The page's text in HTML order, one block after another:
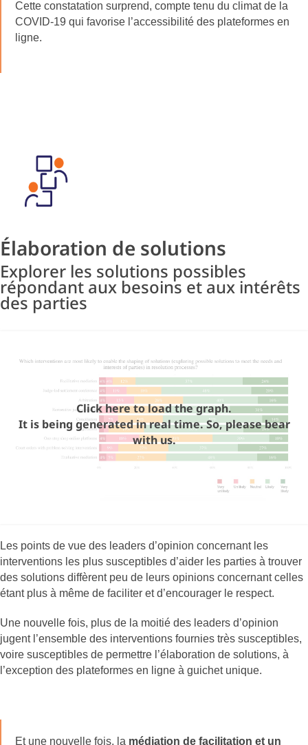
Cette constatation surprend, compte tenu du climat de la
COVID-19 qui favorise l’accessibilité des plateformes en
ligne.
Élaboration de solutions
Explorer les solutions possibles
répondant aux besoins et aux intérêts
des parties
Click here to load the graph.
It is being generated in real time. So, please bear
with us.
Les points de vue des leaders d’opinion concernant les
interventions les plus susceptibles d’aider les parties à trouver
des solutions diffèrent peu de leurs opinions concernant celles
étant plus à même de faciliter et d’encourager le respect.
Une nouvelle fois, plus de la moitié des leaders d’opinion
jugent l’ensemble des interventions fournies très susceptibles,
voire susceptibles de permettre l’élaboration de solutions, à
l’exception des plateformes en ligne à guichet unique.
Et une nouvelle fois, la médiation de facilitation et un